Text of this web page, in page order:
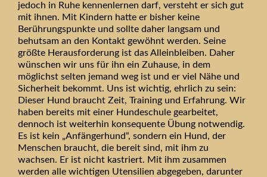
jedoch in Ruhe kennenlernen darf, versteht er sich gut
mit ihnen. Mit Kindern hatte er bisher keine
Berührungspunkte und sollte daher langsam und
behutsam an den Kontakt gewöhnt werden. Seine
größte Herausforderung ist das Alleinbleiben. Daher
wünschen wir uns für ihn ein Zuhause, in dem
möglichst selten jemand weg ist und er viel Nähe und
Sicherheit bekommt. Uns ist wichtig, ehrlich zu sein:
Dieser Hund braucht Zeit, Training und Erfahrung. Wir
haben bereits mit einer Hundeschule gearbeitet,
dennoch ist weiterhin konsequente Übung notwendig.
Es ist kein „Anfängerhund“, sondern ein Hund, der
Menschen braucht, die bereit sind, mit ihm zu
wachsen. Er ist nicht kastriert. Mit ihm zusammen
werden alle wichtigen Utensilien abgegeben, darunter